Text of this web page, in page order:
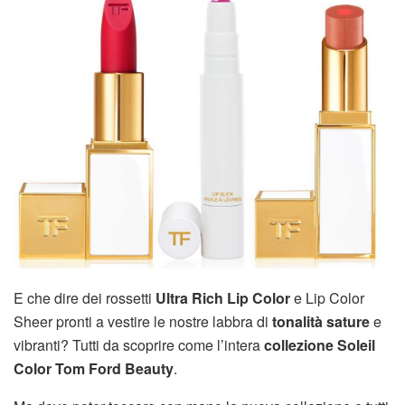
E che dire dei rossetti Ultra Rich Lip Colore Lip Color
Sheer pronti a vestire le nostre labbra di tonalità saturee
vibranti? Tutti da scoprire come l’interacollezione Soleil
Color Tom Ford Beauty.